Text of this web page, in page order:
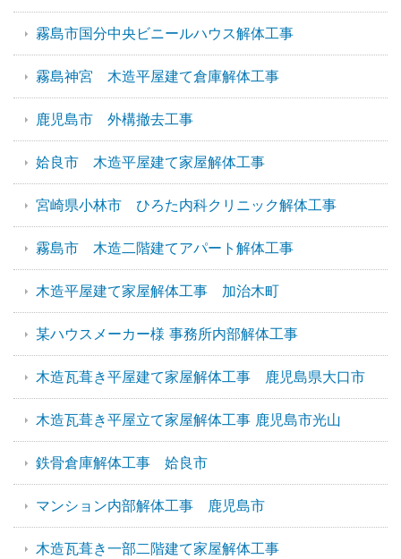
霧島市国分中央ビニールハウス解体工事
霧島神宮 木造平屋建て倉庫解体工事
鹿児島市 外構撤去工事
姶良市 木造平屋建て家屋解体工事
宮崎県小林市 ひろた内科クリニック解体工事
霧島市 木造二階建てアパート解体工事
木造平屋建て家屋解体工事 加治木町
某ハウスメーカー様 事務所内部解体工事
木造瓦葺き平屋建て家屋解体工事 鹿児島県大口市
木造瓦葺き平屋立て家屋解体工事 鹿児島市光山
鉄骨倉庫解体工事 姶良市
マンション内部解体工事 鹿児島市
木造瓦葺き一部二階建て家屋解体工事